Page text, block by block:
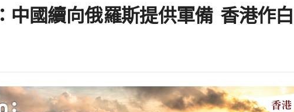
中國續向俄羅斯提供軍備 香港作白